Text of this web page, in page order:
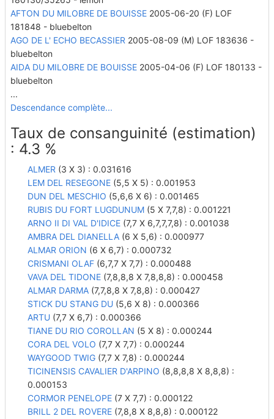
AFTON DU MILOBRE DE BOUISSE 2005-06-20 (F) LOF
181848 - bluebelton
AGO DE L' ECHO BECASSIER 2005-08-09 (M) LOF 183636 -
bluebelton
AIDA DU MILOBRE DE BOUISSE 2005-04-06 (F) LOF 180133 -
bluebelton
...
Descendance complète...
Taux de consanguinité (estimation)
: 4.3 %
ALMER (3 X 3) : 0.031616
LEM DEL RESEGONE (5,5 X 5) : 0.001953
DUN DEL MESCHIO (5,6,6 X 6) : 0.001465
RUBIS DU FORT LUGDUNUM (5 X 7,7,8) : 0.001221
ARNO II DI VAL D'IDICE (7,7 X 6,7,7,7,8) : 0.001038
AMBRA DEL DIANELLA (6 X 5,6) : 0.000977
ALMAR ORION (6 X 6,7) : 0.000732
CRISMANI OLAF (6,7,7 X 7,7) : 0.000488
VAVA DEL TIDONE (7,8,8,8 X 7,8,8,8) : 0.000458
ALMAR DARMA (7,7,8,8 X 7,8,8) : 0.000427
STICK DU STANG DU (5,6 X 8) : 0.000366
ARTU (7,7 X 6,7) : 0.000366
TIANE DU RIO COROLLAN (5 X 8) : 0.000244
CORA DEL VOLO (7,7 X 7,7) : 0.000244
WAYGOOD TWIG (7,7 X 7,8) : 0.000244
TICINENSIS CAVALIER D'ARPINO (8,8,8,8 X 8,8,8) :
0.000153
CORMOR PENELOPE (7 X 7,7) : 0.000122
BRILL 2 DEL ROVERE (7,8,8 X 8,8,8) : 0.000122